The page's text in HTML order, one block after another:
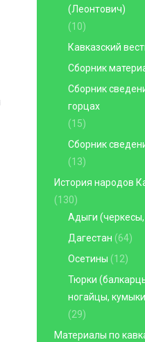
(Леонтович)
(10)
Кавказский
Сборник
Сборник
горцах
(15)
Сборник
(13)
История народов
(130)
Адыги
Дагестан (64)
Осетины (12)
Тюрки
ногайцы,
(29)
Материалы по